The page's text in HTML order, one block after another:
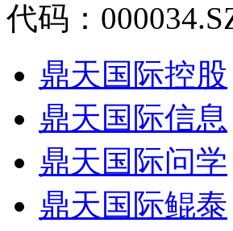
代码：
鼎天国际控股
鼎天国际信息
鼎天国际问学
鼎天国际鲲泰